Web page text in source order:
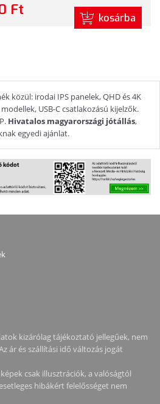
Ft kosárba
közül: irodai IPS panelek, QHD és 4K
USB-C csatlakozású kijelzők.
Hivatalos magyarországi jótállás,
egyedi ajánlat.
kizárólag tájékoztató jellegűek, nem
ár és szállítási idő változás jogát
csak illusztrációk, a valóságtól
hibákért felelősséget nem